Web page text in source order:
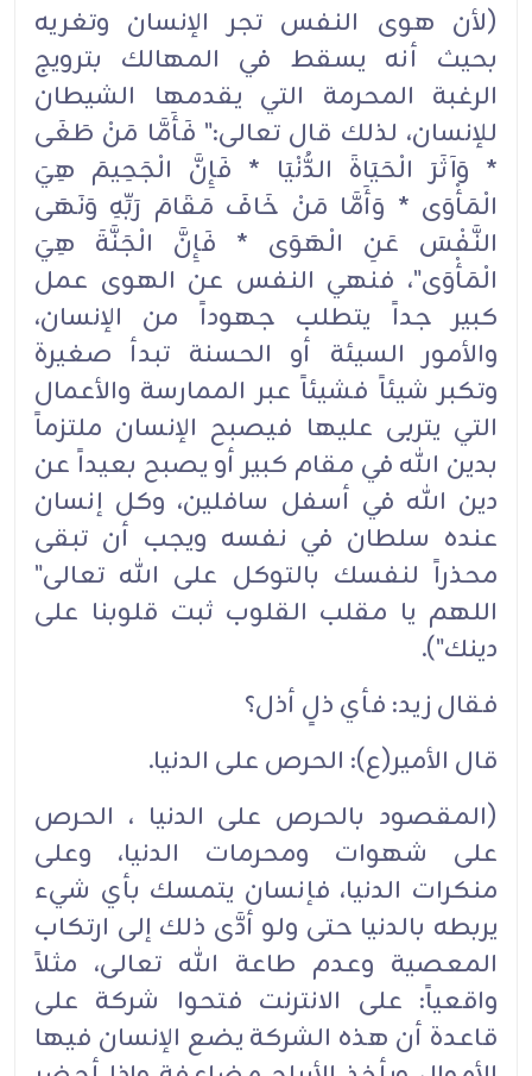
(لأن هوى النفس تجر الإنسان وتغريه
بحيث أنه يسقط في المهالك بترويج
الرغبة المحرمة التي يقدمها الشيطان
للإنسان، لذلك قال تعالى:" فَأَمَّا مَنْ طَغَى
* وَآثَرَ الْحَيَاةَ الدُّنْيَا * فَإِنَّ الْجَحِيمَ هِيَ
الْمَأْوَى * وَأَمَّا مَنْ خَافَ مَقَامَ رَبِّهِ وَنَهَى
النَّفْسَ عَنِ الْهَوَى * فَإِنَّ الْجَنَّةَ هِيَ
الْمَأْوَى"، فنهي النفس عن الهوى عمل
كبير جداً يتطلب جهوداً من الإنسان،
والأمور السيئة أو الحسنة تبدأ صغيرة
وتكبر شيئاً فشيئاً عبر الممارسة والأعمال
التي يتربى عليها فيصبح الإنسان ملتزماً
بدين الله في مقام كبير أو يصبح بعيداً عن
دين الله في أسفل سافلين، وكل إنسان
عنده سلطان في نفسه ويجب أن تبقى
محذراً لنفسك بالتوكل على الله تعالى"
اللهم يا مقلب القلوب ثبت قلوبنا على
دينك").
فقال زيد: فأي ذلٍ أذل؟
قال الأمير(ع): الحرص على الدنيا.
(المقصود بالحرص على الدنيا ، الحرص
على شهوات ومحرمات الدنيا، وعلى
منكرات الدنيا، فإنسان يتمسك بأي شيء
يربطه بالدنيا حتى ولو أدَّى ذلك إلى ارتكاب
المعصية وعدم طاعة الله تعالى، مثلاً
واقعياً: على الانترنت فتحوا شركة على
قاعدة أن هذه الشركة يضع الإنسان فيها